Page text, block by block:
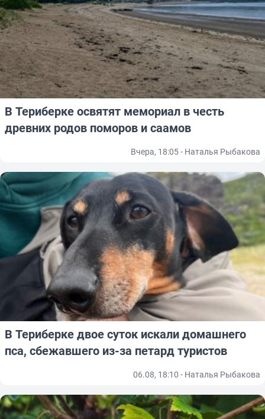
В Териберке освятят мемориал в честь
древних родов поморов и саамов
Вчера, 18:05 - Наталья Рыбакова
В Териберке двое суток искали домашнего
пса, сбежавшего из-за петард туристов
06.08, 18:10 - Наталья Рыбакова